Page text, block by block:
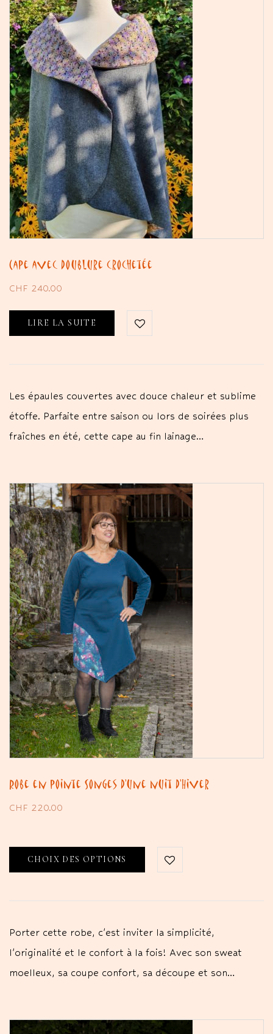
Cape avec doublure crochetée
CHF 240.00
LIRE LA SUITE
Les épaules couvertes avec douce chaleur et sublime
étoffe. Parfaite entre saison ou lors de soirées plus
fraîches en été, cette cape au fin lainage…
Robe en pointe Songes d’une nuit d’Hiver
CHF 220.00
CHOIX DES OPTIONS
Porter cette robe, c'est inviter la simplicité,
l'originalité et le confort à la fois! Avec son sweat
moelleux, sa coupe confort, sa découpe et son…